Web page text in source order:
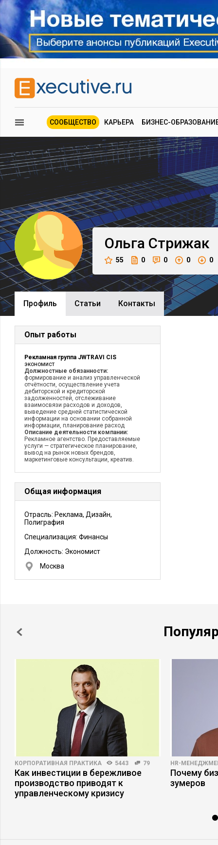
СООБЩЕСТВО КАРЬЕРА БИЗНЕС-
Ольга Стрижак
55 0 0 0 0
Профиль Cтатьи Контакты
Опыт работы
Рекламная группа JWTRAVI CIS
экономист
Должностные обязанности:
формирование и анализ управленческой
отчётности, осуществление учета
дебиторской и кредиторской
задолженностей, отслеживание
взаимосвязи расходов и доходов,
выведение средней статистической
информации на основании собранной
информации, планирование расход
Описание деятельности компании:
Рекламное агентство. Предоставляемые
услуги — стратегическое планирование,
вывод на рынок новых брендов,
маркетинговые консультации, креатив.
Общая информация
Отрасль: Реклама, Дизайн,
Полиграфия
Специализация: Финансы
Должность: Экономист
Москва
КОРПОРАТИВНАЯ ПРАКТИКА 5443 79
Как инвестиции в бережливое
производство приводят к
управленческому кризису
HR-
Почему
зумеров